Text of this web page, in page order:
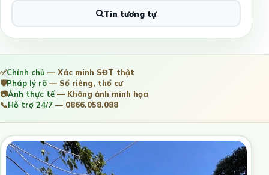
Tin tương tự
✅Chính chủ — Xác minh SĐT thật
🛡️Pháp lý rõ — Sổ riêng, thổ cư
📷Ảnh thực tế— Không ảnh minh họa
📞Hỗ trợ 24/7 — 0866.058.088